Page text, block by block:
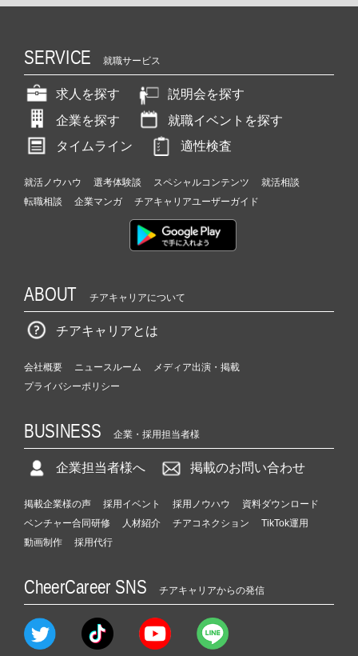
SERVICE 就職サービス
求人を探す
説明会を探す
企業を探す
就職イベントを探す
タイムライン
適性検査
就活ノウハウ 選考体験談 スペシャルコンテンツ
就活相談
転職相談
企業マンガ チアキャリアユーザーガイド
ABOUT チアキャリアについて
チアキャリアとは
会社概要 ニュースルーム
メディア出演・掲載
プライバシーポリシー
BUSINESS 企業・採用担当者様
企業担当者様へ 掲載のお問い合わせ
掲載企業様の声 採用イベント 採用ノウハウ
資料ダウンロード
ベンチャー合同研修
人材紹介 チアコネクション
TikTok運用
動画制作
採用代行
CheerCareer SNS チアキャリアからの発信